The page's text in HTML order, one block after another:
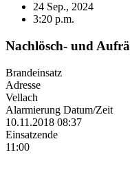
24 Sep., 2024
3:20 p.m.
Nachlösch- und
Brandeinsatz
Adresse
Vellach
Alarmierung Datum/Zeit
10.11.2018 08:37
Einsatzende
11:00